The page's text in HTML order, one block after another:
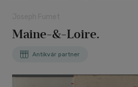
Maine-&-Loire.
Antikvár partner